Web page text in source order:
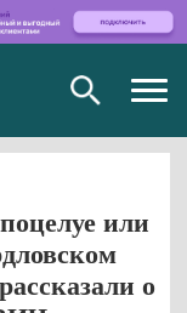
или
о